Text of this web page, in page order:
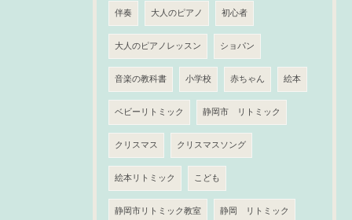
伴奏 大人のピアノ 初心者
大人のピアノレッスン ショパン
音楽の教科書 小学校 赤ちゃん 絵本
ベビーリトミック 静岡市 リトミック
クリスマス クリスマスソング
絵本リトミック こども
静岡市リトミック教室 静岡 リトミック